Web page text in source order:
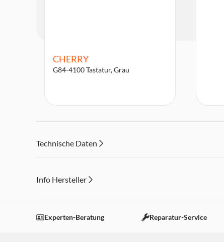
CHERRY
G84-4100 Tastatur, Grau
Technische Daten
Info Hersteller
Einstellungen anpassen
Experten-Beratung Reparatur-Service